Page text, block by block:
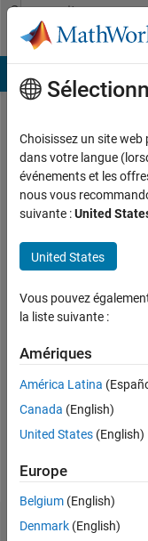
Passer au contenu
Community
Profile
Hanaa
Jabbar
Last
environ
6 ans il
0
Following:
0
Tableau de bord
Choisissez un site
dans votre langue
événements et les
nous vous
suivante :United
United States
Vous pouvez
la liste suivante :
Amériques
América Latina
Canada (English)
United States (English)
Europe
Belgium (English)
Denmark (English)